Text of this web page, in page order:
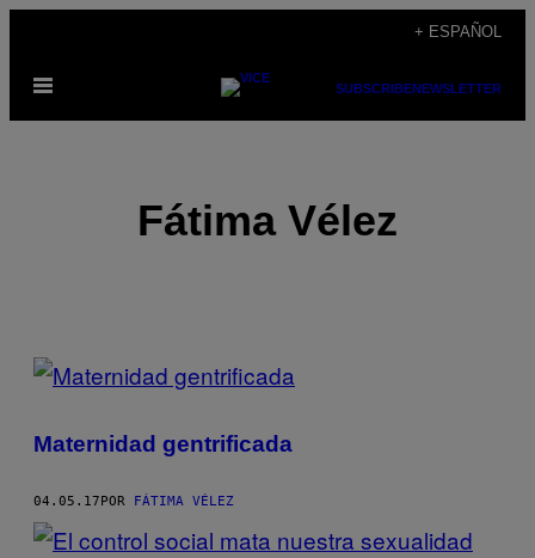
contenido
+ ESPAÑOL
Abrir
SUBSCRIBENEWSLETTER
Fátima Vélez
POSTS
THIS
AUTHOR
Maternidad gentrificada
04.05.17POR FÁTIMA VÉLEZ